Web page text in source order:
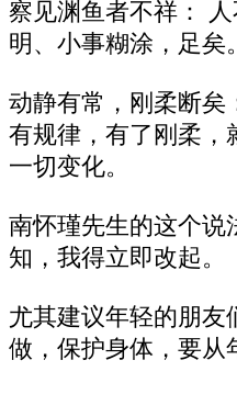
察见渊鱼者不祥：
明、小事糊涂，足矣。
动静有常，刚柔断矣
有规律，有了刚柔，
一切变化。
南怀瑾先生的这个说
知，我得立即改起。
尤其建议年轻的朋友
做，保护身体，要从